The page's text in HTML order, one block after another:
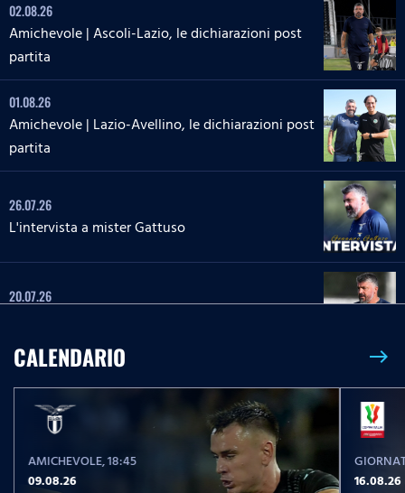
02.08.26
Amichevole | Ascoli-Lazio, le dichiarazioni post
partita
01.08.26
Amichevole | Lazio-Avellino, le dichiarazioni post
partita
26.07.26
L'intervista a mister Gattuso
20.07.26
23.05.26
Serie A Enilive | Lazio-Pisa, le parole post partita
23.05.26
CALENDARIO east
AMICHEVOLE, 18:45
09.08.26
16.08.26